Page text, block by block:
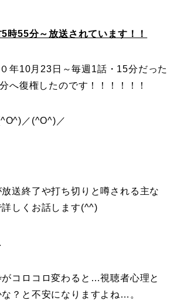
時55分～放送されています！！
年10月23日～毎週1話・15分だった
へ復権したのです！！！！！！
／(^O^)／
送終了や打ち切りと噂される主な
しくお話します(^^)
がコロコロ変わると…視聴者心理と
？と不安になりますよね…。